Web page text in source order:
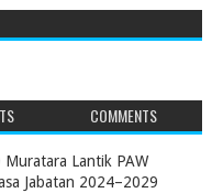
COMMENTS
Lantik PAW
Jabatan 2024–2029